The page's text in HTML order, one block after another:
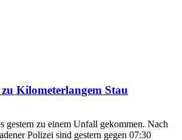
Kilometerlangem Stau
gestern zu einem Unfall gekommen. Nach
Polizei sind gestern gegen 07:30